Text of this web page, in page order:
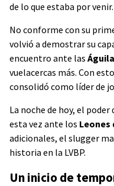
de lo que estaba por venir.
No conforme con su
volvió a demostrar su
encuentro ante las
vuelacercas más. Con
consolidó como líder de
La noche de hoy, el poder
esta vez ante los Leones
adicionales, el slugger
historia en la LVBP.
Un inicio de